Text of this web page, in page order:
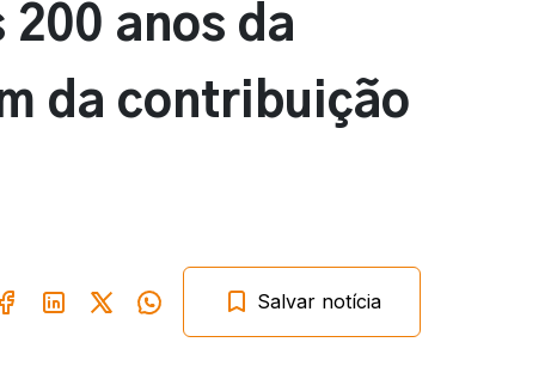
anos da
da contribuição
Salvar notícia